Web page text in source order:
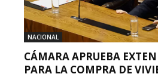
NACIONAL
CÁMARA APRUEBA
PARA LA COMPRA DE